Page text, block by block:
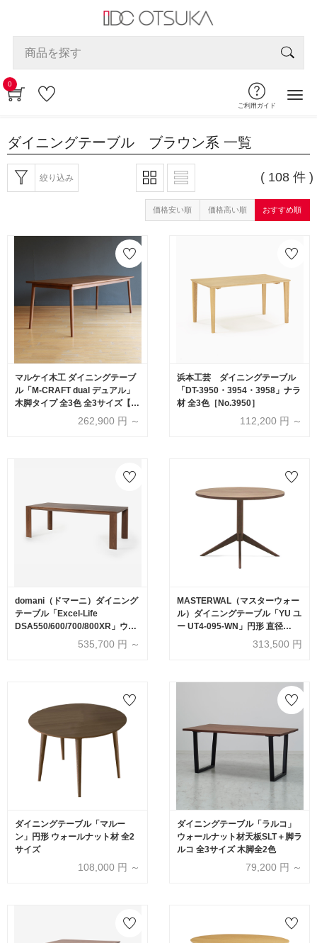
0
ご利用ガイド
ダイニングテーブル ブラウン系 一覧
絞り込み ( 108 件 )
価格安い順 価格高い順 おすすめ順
マルケイ木工 ダイニングテーブ
ル「M-CRAFT dual デュアル」
木脚タイプ 全3色 全3サイズ【受
262,900 円 ～
浜本工芸 ダイニングテーブル
「DT-3950・3954・3958」ナラ
材 全3色［No.3950］
112,200 円 ～
domani（ドマーニ）ダイニング
テーブル「Excel-Life
DSA550/600/700/800XR」ウォ
ールナットナチュラル色 全4サ
535,700 円 ～
MASTERWAL（マスターウォー
ル）ダイニングテーブル「YU ユ
ー UT4-095-WN」円形 直径
95cm ウォールナット材オイル
313,500 円
ダイニングテーブル「マルー
ン」円形 ウォールナット材 全2
サイズ
108,000 円 ～
ダイニングテーブル「ラルコ」
ウォールナット材天板SLT＋脚ラ
ルコ 全3サイズ 木脚全2色
79,200 円 ～